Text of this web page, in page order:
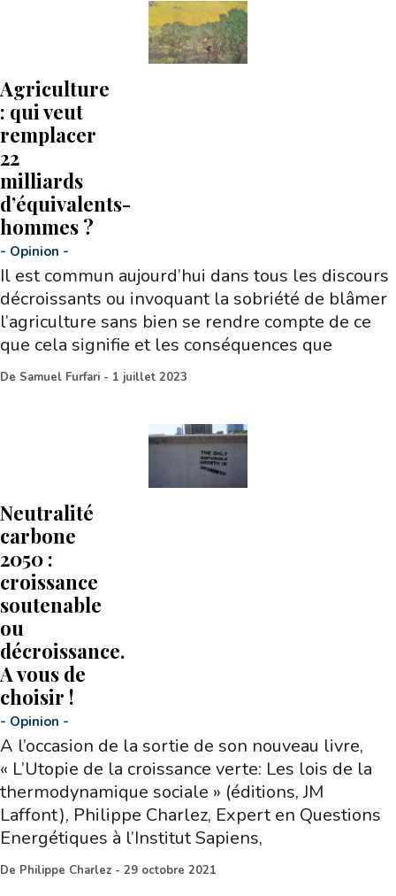
Agriculture
: qui veut
remplacer
22
milliards
d’équivalents-
hommes ?
- Opinion -
Il est commun aujourd’hui dans tous les discours
décroissants ou invoquant la sobriété de blâmer
l’agriculture sans bien se rendre compte de ce
que cela signifie et les conséquences que
De Samuel Furfari - 1 juillet 2023
Neutralité
carbone
2050 :
croissance
soutenable
ou
décroissance.
A vous de
choisir !
- Opinion -
A l’occasion de la sortie de son nouveau livre,
« L’Utopie de la croissance verte: Les lois de la
thermodynamique sociale » (éditions, JM
Laffont), Philippe Charlez, Expert en Questions
Energétiques à l’Institut Sapiens,
De Philippe Charlez - 29 octobre 2021